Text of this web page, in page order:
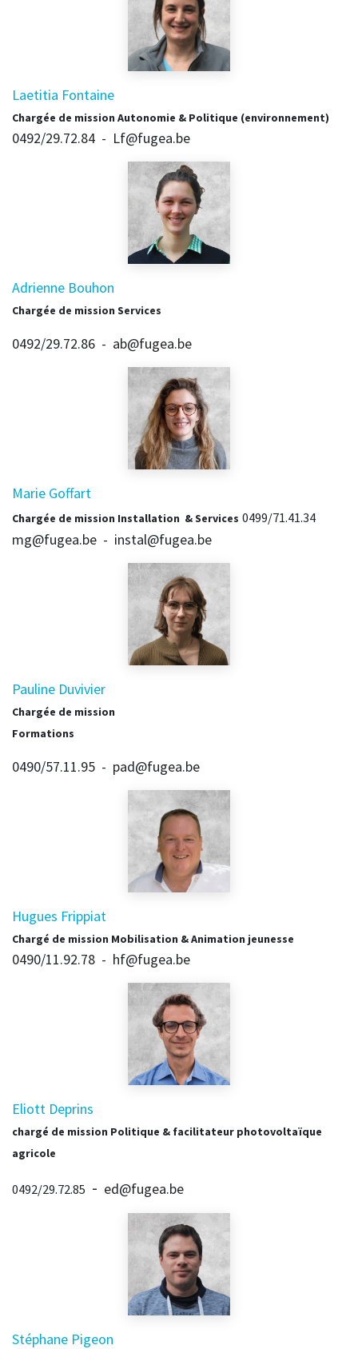
Laetitia Fontaine
Chargée de mission Autonomie & Politique (environnement)
0492/29.72.84 - Lf@fugea.be
Adrienne Bouhon
Chargée de mission Services
0492/29.72.86 - ab@fugea.be
Marie Goffart
Chargée de mission Installation & Services 0499/71.41.34
mg@fugea.be - instal@fugea.be
Pauline Duvivier
Chargée de mission
Formations
0490/57.11.95 - pad@fugea.be
Hugues Frippiat
Chargé de mission Mobilisation & Animation jeunesse
0490/11.92.78 - hf@fugea.be
Eliott Deprins
chargé de mission Politique & facilitateur photovoltaïque
agricole
​0492/29.72.85 - ed@fugea.be
Stéphane Pigeon